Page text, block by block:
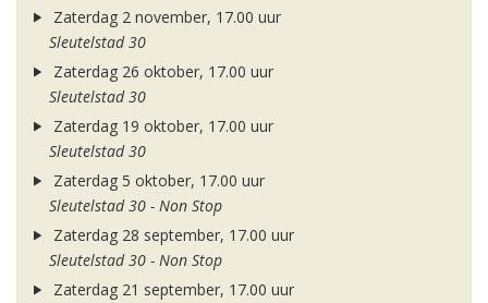
Zaterdag 2 november, 17.00 uur
Sleutelstad 30
Zaterdag 26 oktober, 17.00 uur
Sleutelstad 30
Zaterdag 19 oktober, 17.00 uur
Sleutelstad 30
Zaterdag 5 oktober, 17.00 uur
Sleutelstad 30 - Non Stop
Zaterdag 28 september, 17.00 uur
Sleutelstad 30 - Non Stop
Zaterdag 21 september, 17.00 uur